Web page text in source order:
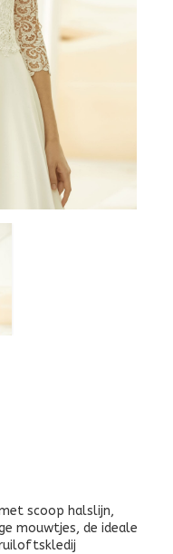
scoop halslijn,
mouwtjes, de ideale